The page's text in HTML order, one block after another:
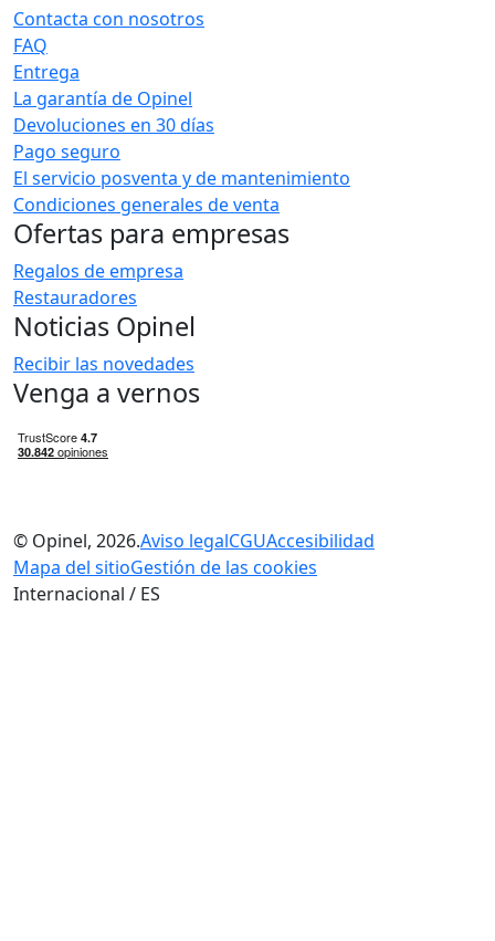
Contacta con nosotros
FAQ
Entrega
La garantía de Opinel
Devoluciones en 30 días
Pago seguro
El servicio posventa y de mantenimiento
Condiciones generales de venta
Ofertas para empresas
Regalos de empresa
Restauradores
Noticias Opinel
Recibir las novedades
Venga a vernos
© Opinel, 2026.Aviso legalCGUAccesibilidad
Mapa del sitioGestión de las cookies
Internacional / ES